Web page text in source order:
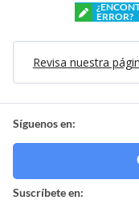
ERROR?
Revisa nuestra
Síguenos en:
Suscríbete en: